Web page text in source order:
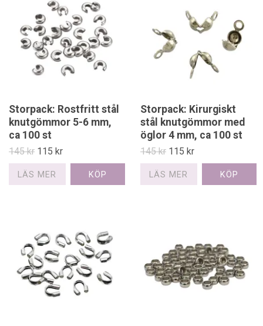
Storpack: Rostfritt stål
knutgömmor 5-6 mm,
ca 100 st
145 kr 115 kr
LÄS MER
Storpack: Kirurgiskt
stål knutgömmor med
öglor 4 mm, ca 100 st
145 kr 115 kr
LÄS MER